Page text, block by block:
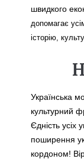
швидкого
допомагає
історію,
Українська
культурний
Єдність усіх
поширення
кордоном!